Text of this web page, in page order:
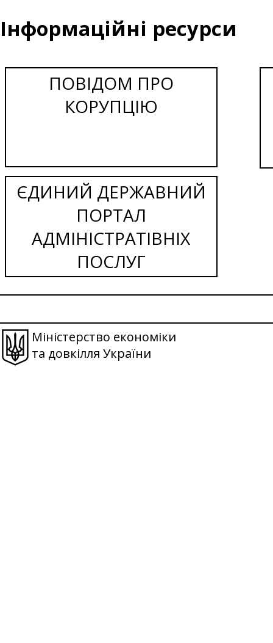
Інформаційні ресурси
ПОВІДОМ ПРО
КОРУПЦІЮ
ЄДИНИЙ ДЕРЖАВНИЙ
ПОРТАЛ
АДМІНІСТРАТІВНІХ
ПОСЛУГ
Міністерство економіки
та довкілля України